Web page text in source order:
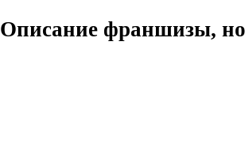
Описание франшизы,